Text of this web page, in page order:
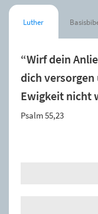
Luther
“Wirf dein
dich
Ewigkeit nicht
Psalm 55,23